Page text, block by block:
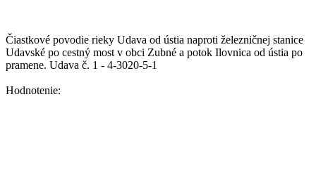
Čiastkové povodie rieky Udava od ústia naproti železničnej stanice
Udavské po cestný most v obci Zubné a potok Ilovnica od ústia po
pramene. Udava č. 1 - 4-3020-5-1
Hodnotenie: